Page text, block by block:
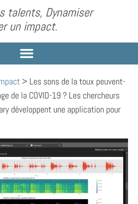
talents, Dynamiser
un impact.
> Les sons de la toux peuvent-
de la COVID-19 ? Les chercheurs
développent une application pour